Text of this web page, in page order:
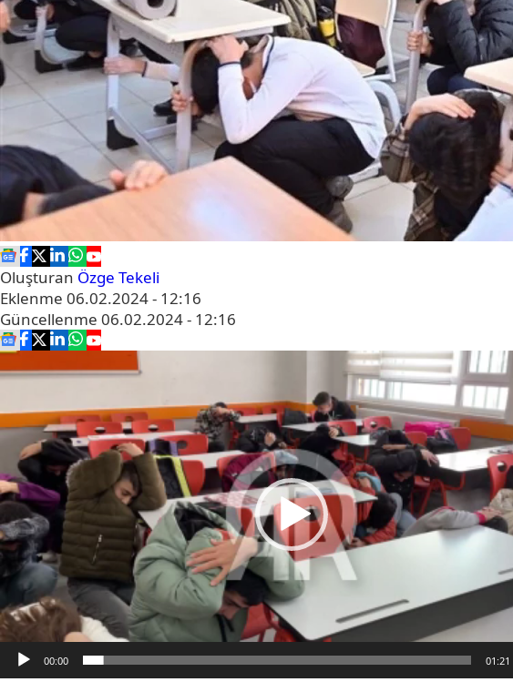
Oluşturan Özge Tekeli
Eklenme 06.02.2024 - 12:16
Güncellenme 06.02.2024 - 12:16
00:00 01:21